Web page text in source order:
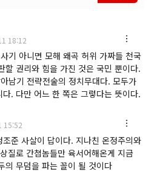
18:12
기 아니면 모해 왜곡 허위 가짜들 천국
할 권리와 힘을 가진 것은 국민 뿐이다.
남기 전략전술의 정치무대다. 모두가
. 다만 어느 한 쪽은 그렇다는 뜻이다.
15:52
준 사살이 답이다. 지나친 온정주의와
질로 간쳡놈들만 육서어해온게 지금
의 무덤을 파는 꼴이 될 것이다